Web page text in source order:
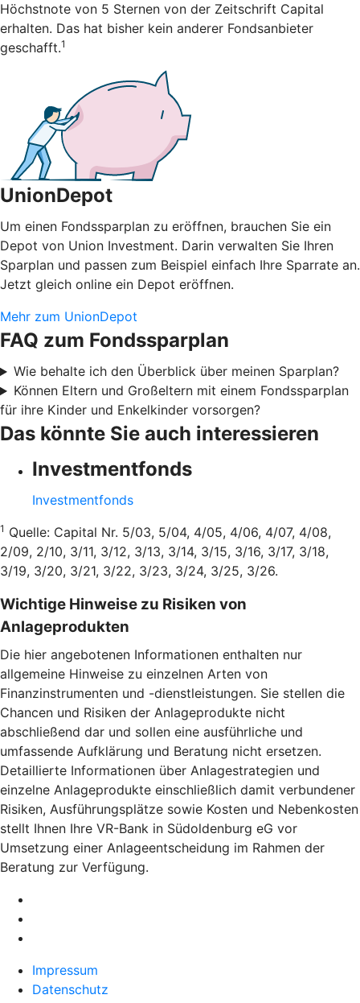
Höchstnote von 5 Sternen von der Zeitschrift Capital
erhalten. Das hat bisher kein anderer Fondsanbieter
geschafft.1
UnionDepot
Um einen Fondssparplan zu eröffnen, brauchen Sie ein
Depot von Union Investment. Darin verwalten Sie Ihren
Sparplan und passen zum Beispiel einfach Ihre Sparrate an.
Jetzt gleich online ein Depot eröffnen.
Mehr zum UnionDepot
FAQ zum Fondssparplan
Wie behalte ich den Überblick über meinen Sparplan?
Können Eltern und Großeltern mit einem Fondssparplan
für ihre Kinder und Enkelkinder vorsorgen?
Das könnte Sie auch interessieren
Investmentfonds
Investmentfonds
1 Quelle: Capital Nr. 5/03, 5/04, 4/05, 4/06, 4/07, 4/08,
2/09, 2/10, 3/11, 3/12, 3/13, 3/14, 3/15, 3/16, 3/17, 3/18,
3/19, 3/20, 3/21, 3/22, 3/23, 3/24, 3/25, 3/26.
Wichtige Hinweise zu Risiken von
Anlageprodukten
Die hier angebotenen Informationen enthalten nur
allgemeine Hinweise zu einzelnen Arten von
Finanzinstrumenten und -dienstleistungen. Sie stellen die
Chancen und Risiken der Anlageprodukte nicht
abschließend dar und sollen eine ausführliche und
umfassende Aufklärung und Beratung nicht ersetzen.
Detaillierte Informationen über Anlagestrategien und
einzelne Anlageprodukte einschließlich damit verbundener
Risiken, Ausführungsplätze sowie Kosten und Nebenkosten
stellt Ihnen Ihre VR-Bank in Südoldenburg eG vor
Umsetzung einer Anlageentscheidung im Rahmen der
Beratung zur Verfügung.
Impressum
Datenschutz